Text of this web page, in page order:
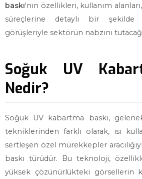
baskı'nın özellikleri, kullanım
süreçlerine detaylı bir şekilde
görüşleriyle sektörün nabzını
Soğuk UV
Nedir?
Soğuk UV kabartma baskı,
tekniklerinden farklı olarak, ısı
sertleşen özel mürekkepler
baskı türüdür. Bu teknoloji,
yüksek çözünürlükteki görsellerin